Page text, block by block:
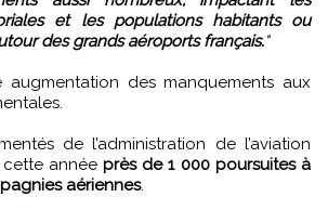
et les populations habitants ou
des grands aéroports français."
augmentation des manquements aux
de l’administration de l’aviation
année près de 1 000 poursuites à
aériennes.